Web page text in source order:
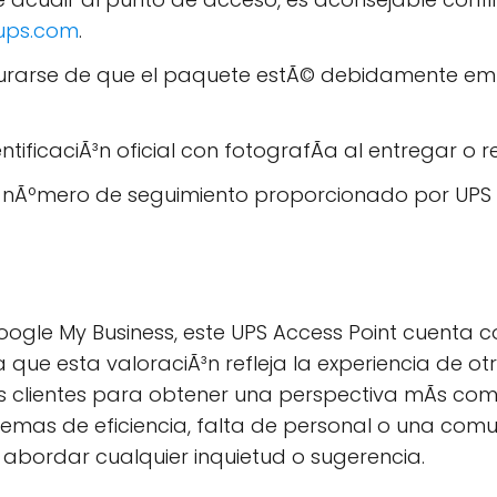
.
de que el paquete estÃ© debidamente
oficial con fotografÃ­a al entregar o
de seguimiento proporcionado por
My Business, este UPS Access Point cuenta
esta valoraciÃ³n refleja la experiencia de
para obtener una perspectiva mÃs
de eficiencia, falta de personal o una
cualquier inquietud o sugerencia.